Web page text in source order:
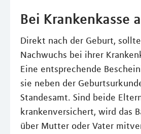
Bei Krankenkasse
Direkt nach der Geburt,
Nachwuchs bei ihrer
Eine entsprechende
sie neben der
Standesamt. Sind beide
krankenversichert, wird das
über Mutter oder Vater